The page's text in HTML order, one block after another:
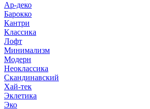
Ар-деко
Барокко
Кантри
Классика
Лофт
Минимализм
Модерн
Неоклассика
Скандинавский
Хай-тек
Эклетика
Эко